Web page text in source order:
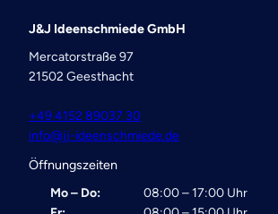
J&J Ideenschmiede GmbH
Mercatorstraße 97
21502 Geesthacht
+49 4152 89037 30
info@jj-ideenschmiede.de
Öffnungszeiten
Mo – Do:
08:00 – 17:00 Uhr